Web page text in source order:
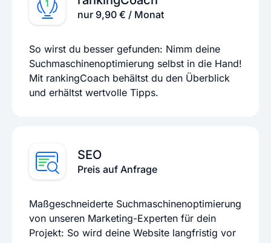
nur 9,90 € / Monat
So wirst du besser gefunden: Nimm deine
Suchmaschinenoptimierung selbst in die Hand!
Mit rankingCoach behältst du den Überblick
und erhältst wertvolle Tipps.
SEO
Preis auf Anfrage
Maßgeschneiderte Suchmaschinenoptimierung
von unseren Marketing-Experten für dein
Projekt: So wird deine Website langfristig vor